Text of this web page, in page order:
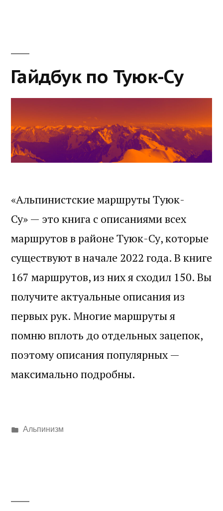
Гайдбук по Туюк-Су
«Альпинистские маршруты Туюк-
Су» — это книга с описаниями всех
маршрутов в районе Туюк-Су, которые
существуют в начале 2022 года. В книге
167 маршрутов, из них я сходил 150. Вы
получите актуальные описания из
первых рук. Многие маршруты я
помню вплоть до отдельных зацепок,
поэтому описания популярных —
максимально подробны.
Написано
Альпинизм